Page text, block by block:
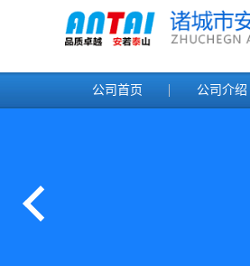
公司首页 公司介绍